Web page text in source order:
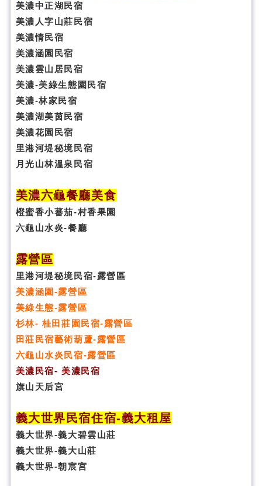
美濃中正湖民宿
美濃人字山莊民宿
美濃情民宿
美濃涵園民宿
美濃雲山居民宿
美濃-美綠生態園民宿
美濃-林家民宿
美濃湖美茵民宿
美濃花園民宿
里港河堤秘境民宿
月光山林溫泉民宿
美濃六龜餐廳美食
橙蜜香小蕃茄-村香果園
六龜山水炎-餐廳
露營區
里港河堤秘境民宿-露營區
美濃涵園-露營區
美綠生態-露營區
杉林- 桂田莊園民宿-露營區
田莊民宿藝術葫蘆-露營區
六龜山水炎民宿-露營區
美濃民宿- 美濃民宿
旗山天后宮
義大世界民宿住宿-義大租屋
義大世界-義大碧雲山莊
義大世界-義大山莊
義大世界-朝宸宮